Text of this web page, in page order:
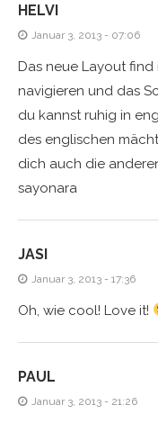
HELVI
Januar 3, 2013 - 07:06
Das neue Layout find
navigieren und das
du kannst ruhig in
des englischen
dich auch die
sayonara
JASI
Januar 3, 2013 - 17:36
Oh, wie cool! Love it!
PAUL
Januar 3, 2013 - 21:26